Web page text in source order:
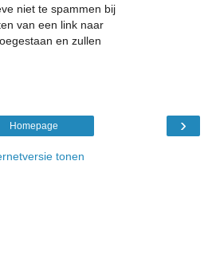
niet te spammen bij
van een link naar
en zullen
›
Homepage
tonen